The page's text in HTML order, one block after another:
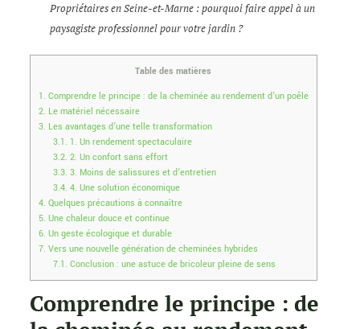
Propriétaires en Seine-et-Marne : pourquoi faire appel à un
paysagiste professionnel pour votre jardin ?
Table des matières
1. Comprendre le principe : de la cheminée au rendement d’un poêle
2. Le matériel nécessaire
3. Les avantages d’une telle transformation
3.1. 1. Un rendement spectaculaire
3.2. 2. Un confort sans effort
3.3. 3. Moins de salissures et d’entretien
3.4. 4. Une solution économique
4. Quelques précautions à connaître
5. Une chaleur douce et continue
6. Un geste écologique et durable
7. Vers une nouvelle génération de cheminées hybrides
7.1. Conclusion : une astuce de bricoleur pleine de sens
Comprendre le principe : de